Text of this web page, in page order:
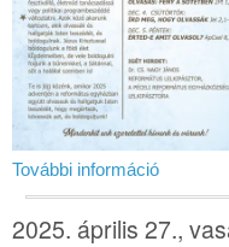
További információ
2025. április 27.,